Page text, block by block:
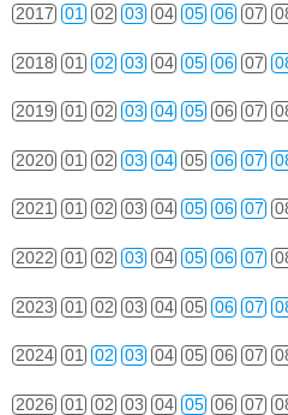
2017 01 02 03 04 05 06 07
2018 01 02 03 04 05 06 07
2019 01 02 03 04 05 06 07
2020 01 02 03 04 05 06 07
2021 01 02 03 04 05 06 07
2022 01 02 03 04 05 06 07
2023 01 02 03 04 05 06 07
2024 01 02 03 04 05 06 07
2026 01 02 03 04 05 06 07